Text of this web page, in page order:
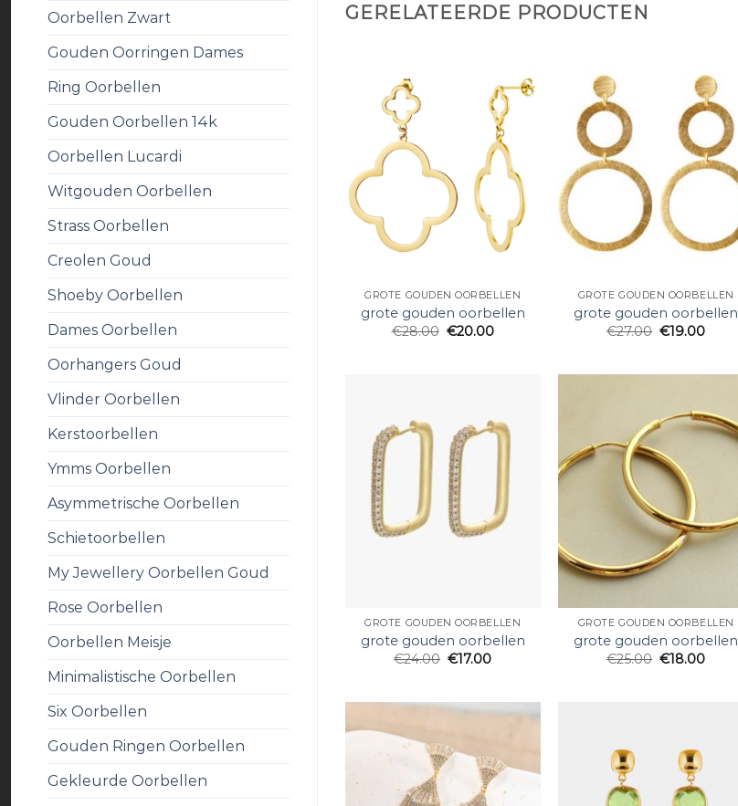
Oorbellen Zwart
Gouden Oorringen Dames
Ring Oorbellen
Gouden Oorbellen 14k
Oorbellen Lucardi
Witgouden Oorbellen
Strass Oorbellen
Creolen Goud
Shoeby Oorbellen
Dames Oorbellen
Oorhangers Goud
Vlinder Oorbellen
Kerstoorbellen
Ymms Oorbellen
Asymmetrische Oorbellen
Schietoorbellen
My Jewellery Oorbellen Goud
Rose Oorbellen
Oorbellen Meisje
Minimalistische Oorbellen
Six Oorbellen
Gouden Ringen Oorbellen
Gekleurde Oorbellen
GERELATEERDE PRODUCTEN
GROTE GOUDEN OORBELLEN
grote gouden oorbellen
€28.00 €20.00
GROTE GOUDEN OORBELLEN
grote gouden oorbellen
€27.00 €19.00
GROTE GOUDEN OORBELLEN
grote gouden oorbellen
€24.00 €17.00
GROTE GOUDEN OORBELLEN
grote gouden oorbellen
€25.00 €18.00